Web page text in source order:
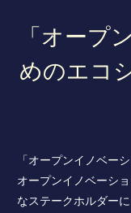
「オープ
めのエコ
「オープンイノベー
オープンイノベーシ
なステークホルダー